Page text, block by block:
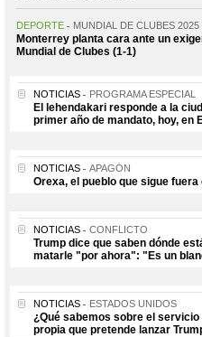
DEPORTE MUNDIAL DE CLUBES 2025
Monterrey planta cara ante un
Mundial de Clubes (1-1)
NOTICIAS PROGRAMA ESPECIAL
El lehendakari responde a la
primer año de mandato, hoy, en
NOTICIAS APAGÓN
Orexa, el pueblo que sigue
NOTICIAS CONFLICTO
Trump dice que saben dónde
matarle "por ahora": "Es un
NOTICIAS ESTADOS UNIDOS
¿Qué sabemos sobre el
propia que pretende lanzar